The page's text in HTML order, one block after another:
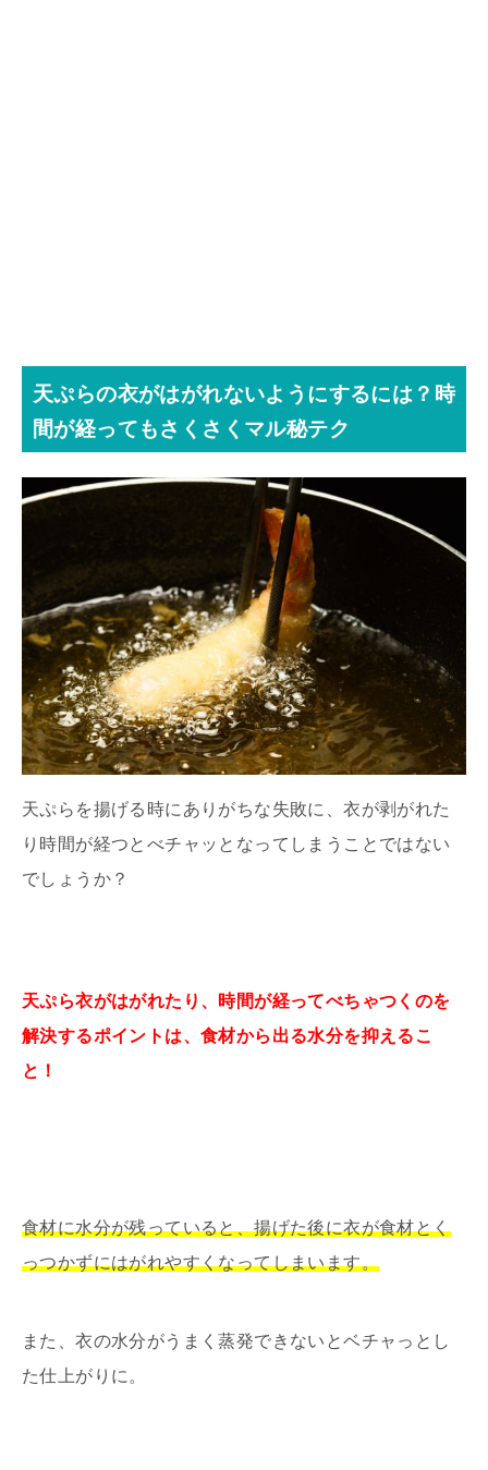
天ぷらの衣がはがれないようにするには？時
間が経ってもさくさくマル秘テク
天ぷらを揚げる時にありがちな失敗に、衣が剥がれた
り時間が経つとべチャッとなってしまうことではない
でしょうか？
天ぷら衣がはがれたり、時間が経ってべちゃつくのを
解決するポイントは、食材から出る水分を抑えるこ
と！
食材に水分が残っていると、揚げた後に衣が食材とく
っつかずにはがれやすくなってしまいます。
また、衣の水分がうまく蒸発できないとベチャっとし
た仕上がりに。